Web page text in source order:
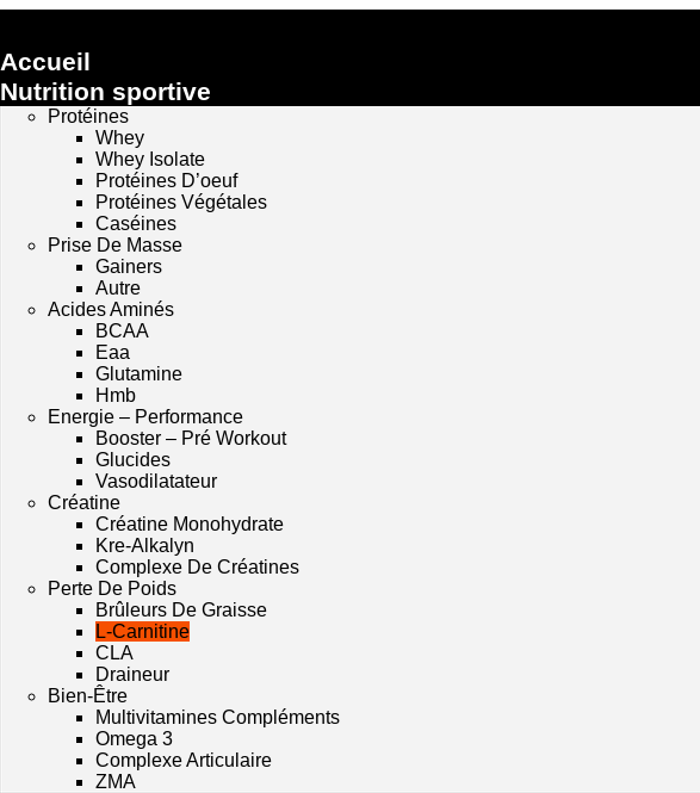
Accueil
Nutrition sportive
Protéines
Whey
Whey Isolate
Protéines D’oeuf
Protéines Végétales
Caséines
Prise De Masse
Gainers
Autre
Acides Aminés
BCAA
Eaa
Glutamine
Hmb
Energie – Performance
Booster – Pré Workout
Glucides
Vasodilatateur
Créatine
Créatine Monohydrate
Kre-Alkalyn
Complexe De Créatines
Perte De Poids
Brûleurs De Graisse
L-Carnitine
CLA
Draineur
Bien-Être
Multivitamines Compléments
Omega 3
Complexe Articulaire
ZMA